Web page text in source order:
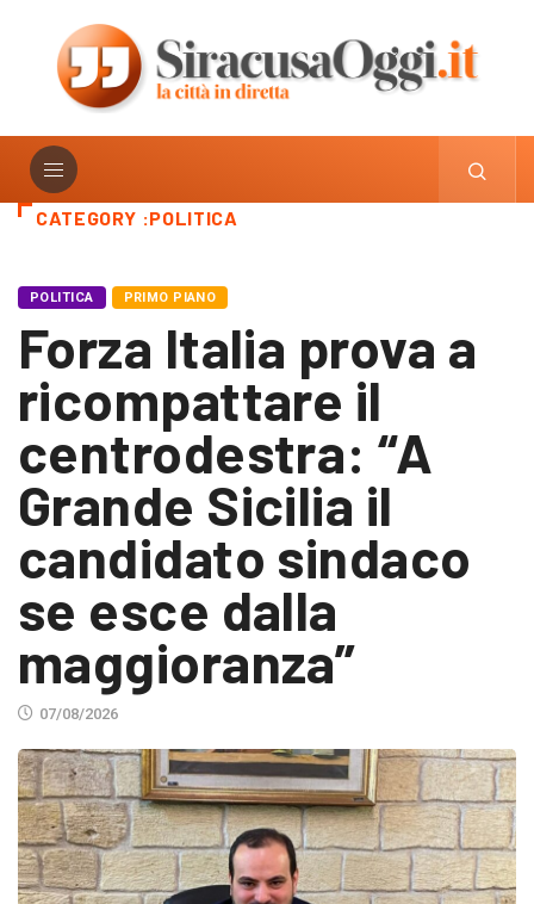
CATEGORY :POLITICA
POLITICA PRIMO PIANO
Forza Italia prova a
ricompattare il
centrodestra: “A
Grande Sicilia il
candidato sindaco
se esce dalla
maggioranza”
07/08/2026